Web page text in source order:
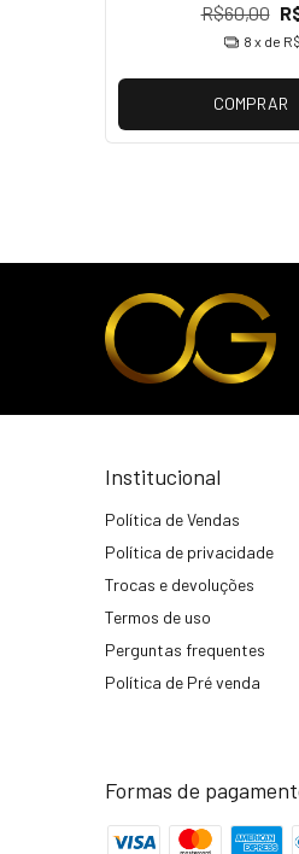
R$60,00
8 x de
COMPRAR
Institucional
Política de Vendas
Política de privacidade
Trocas e devoluções
Termos de uso
Perguntas frequentes
Política de Pré venda
Formas de